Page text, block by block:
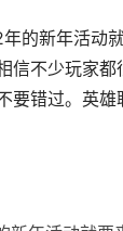
的新年活动
信不少玩家
要错过。英